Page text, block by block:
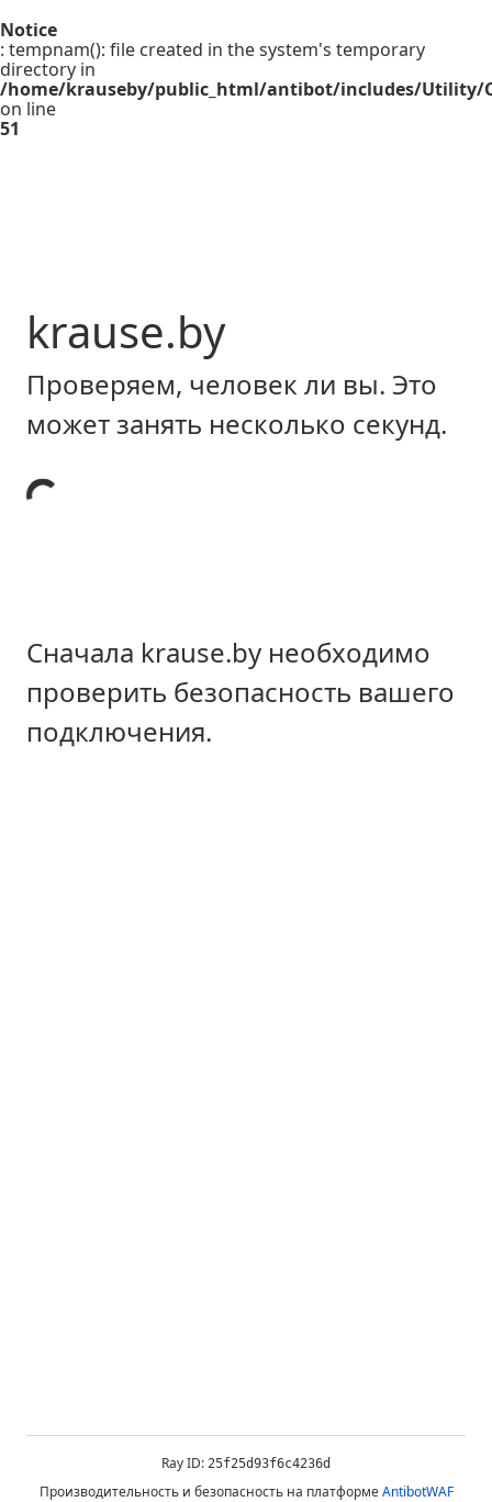
Notice
: tempnam(): file created in the system's temporary
directory in
/home/krauseby/public_html/antibot/includes/Utility/
on line
51
krause.by
Проверяем, человек ли вы. Это
может занять несколько секунд.
Сначала krause.by необходимо
проверить безопасность вашего
подключения.
Ray ID: 25f25d93f6c4236d
Производительность и безопасность на платформе AntibotWAF